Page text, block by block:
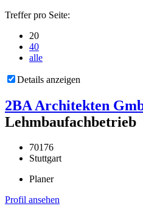
Treffer pro Seite:
20
40
alle
Details anzeigen
2BA Architekten
Lehmbaufachbetrieb
70176
Stuttgart
Planer
Profil ansehen